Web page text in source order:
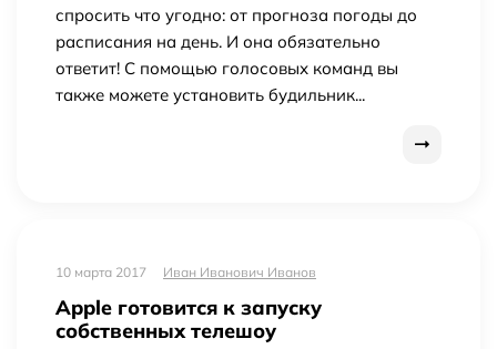
спросить что угодно: от прогноза погоды до
расписания на день. И она обязательно
ответит! С помощью голосовых команд вы
также можете установить будильник...
10 марта 2017 Иван Иванович Иванов
Apple готовится к запуску
собственных телешоу